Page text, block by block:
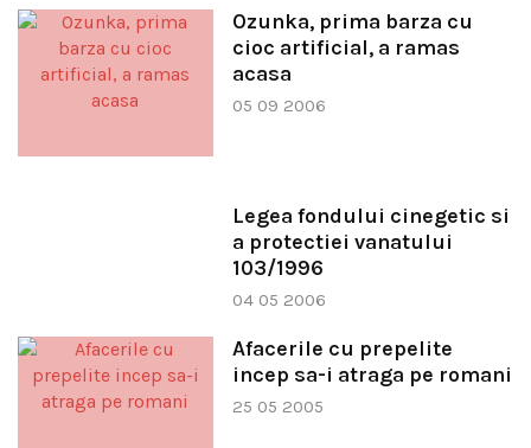
Ozunka, prima barza cu
cioc artificial, a ramas
acasa
05 09 2006
Legea fondului cinegetic si
a protectiei vanatului
103/1996
04 05 2006
Afacerile cu prepelite
incep sa-i atraga pe romani
25 05 2005